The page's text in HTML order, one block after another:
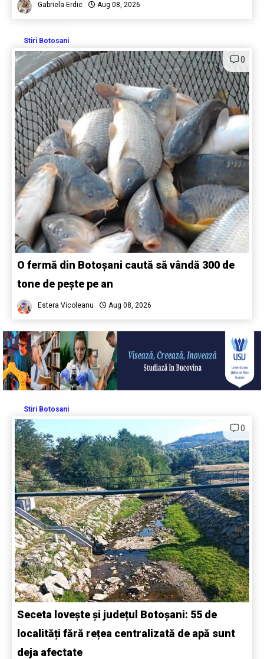
Gabriela Erdic Aug 08, 2026
Stiri Botosani
0
O fermă din Botoșani caută să vândă 300 de
tone de pește pe an
Estera Vicoleanu Aug 08, 2026
Stiri Botosani
0
Seceta lovește și județul Botoșani: 55 de
localități fără rețea centralizată de apă sunt
deja afectate